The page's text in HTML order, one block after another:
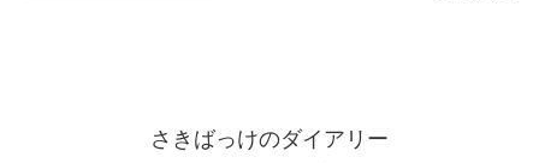
さきばっけのダイアリー